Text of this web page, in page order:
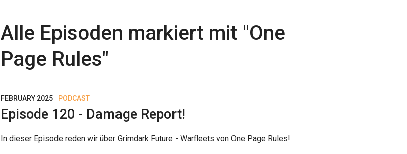
Alle Episoden markiert mit "One
Page Rules"
FEBRUARY 2025 PODCAST
Episode 120 - Damage Report!
In dieser Episode reden wir über Grimdark Future - Warfleets von One Page Rules!